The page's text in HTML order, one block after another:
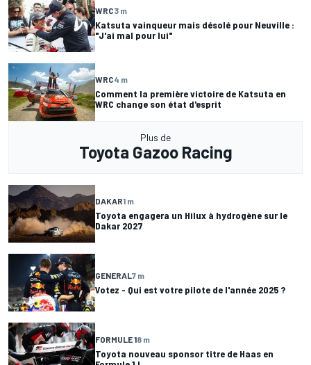
WRC3 m
Katsuta vainqueur mais désolé pour Neuville :
"J'ai mal pour lui"
WRC4 m
Comment la première victoire de Katsuta en
WRC change son état d'esprit
Plus de
Toyota Gazoo Racing
DAKAR1 m
Toyota engagera un Hilux à hydrogène sur le
Dakar 2027
GENERAL7 m
Votez - Qui est votre pilote de l'année 2025 ?
FORMULE 18 m
Toyota nouveau sponsor titre de Haas en